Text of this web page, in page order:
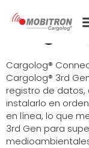
Cargolog®
Cargolog® 3rd
registro de datos,
instalarlo en
en línea, lo que
3rd Gen para